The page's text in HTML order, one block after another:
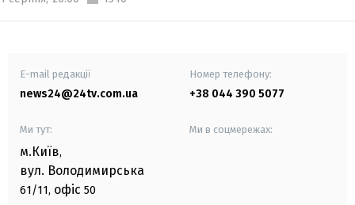
E-mail редакції
news24@24tv.com.ua
Номер телефону:
+38 044 390 5077
Ми тут:
м.Київ,
вул. Володимирська
61/11, офіс 50
Ми в соцмережах: